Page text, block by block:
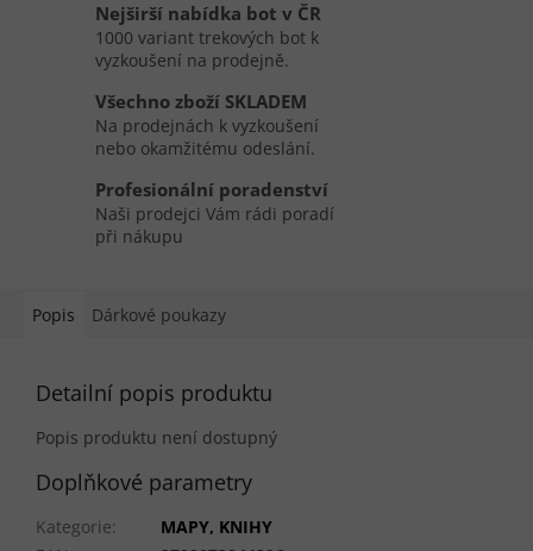
Nejširší nabídka bot v ČR
1000 variant trekových bot k
vyzkoušení na prodejně.
Všechno zboží SKLADEM
Na prodejnách k vyzkoušení
nebo okamžitému odeslání.
Profesionální poradenství
Naši prodejci Vám rádi poradí
při nákupu
Popis Dárkové poukazy
Detailní popis produktu
Popis produktu není dostupný
Doplňkové parametry
Kategorie:
MAPY, KNIHY